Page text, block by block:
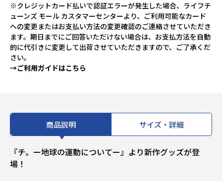
※クレジットカード払いで認証エラーが発生した場合、ライフチ
ューンズ モール カスタマーセンターより、ご利用可能なカード
への変更またはお支払い方法の変更確認のご連絡させていただき
ます。期日までにご回答いただけない場合は、お支払方法を自動
的に代引きに変更して出荷させていただきますので、ご了承くだ
さい。
→ご利用ガイドはこちら
商品説明 サイズ・詳細
『チ。ー地球の運動についてー』より新作グッズが登
場！